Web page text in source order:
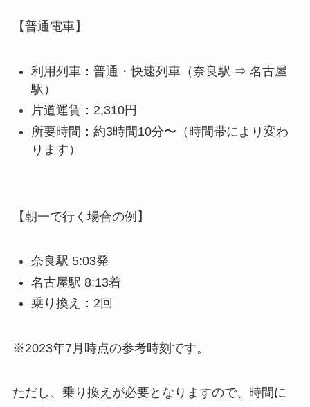
【普通電車】
利用列車：普通・快速列車（奈良駅 ⇒ 名古屋
駅）
片道運賃：2,310円
所要時間：約3時間10分〜（時間帯により変わ
ります）
【朝一で行く場合の例】
奈良駅 5:03発
名古屋駅 8:13着
乗り換え：2回
※2023年7月時点の参考時刻です。
ただし、乗り換えが必要となりますので、時間に